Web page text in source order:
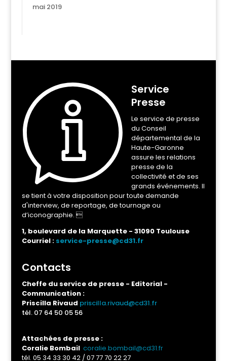
mai 2019
Service
Presse
Le service de presse
du Conseil
départemental de la
Haute-Garonne
assure les relations
presse de la
collectivité et de ses
grands événements. Il
se tient à votre disposition pour toute demande
d'interview, de reportage, de tournage ou
d’iconographie. 
1, boulevard de la Marquette - 31090 Toulouse
Courriel : service-presse@cd31.fr
Contacts
Cheffe du service de presse - Editorial -
Communication :
Priscilla Rivaud priscilla.rivaud@cd31.fr
tél. 07 64 50 05 56
Attachées de presse :
Coralie Bombail coralie.bombail@cd31.fr
tél. 05 34 33 30 42 / 07 77 70 22 27